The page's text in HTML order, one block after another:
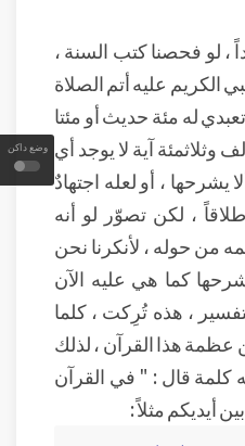
وضع داكن
لو فحصنا كتب السنة ،
الكريم عليه أتم الصلاة
له مئة حديث أو مئتا
وثلاثمئة آية لا يوجد أي
يشرحها ، أو لعله اجتهادٌ
، لكن تصوّر لو أنه
من حوله ، لأنكرنا نحن
كما هي عليه الآن
، هذه تُرِكت ، كلما
هذا القرآن ، لذلك
كلمة قال : " في القرآن
أيديكم مثلاً :